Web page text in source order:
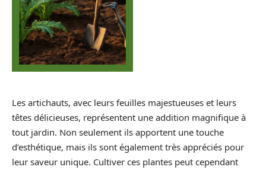
Les artichauts, avec leurs feuilles majestueuses et leurs
têtes délicieuses, représentent une addition magnifique à
tout jardin. Non seulement ils apportent une touche
d’esthétique, mais ils sont également très appréciés pour
leur saveur unique. Cultiver ces plantes peut cependant